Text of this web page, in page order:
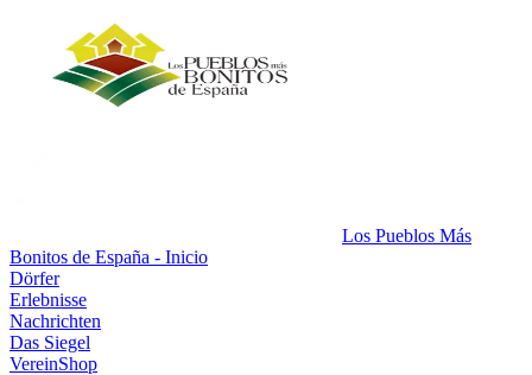
Los Pueblos Más
Bonitos de España - Inicio
Dörfer
Erlebnisse
Nachrichten
Das Siegel
VereinShop